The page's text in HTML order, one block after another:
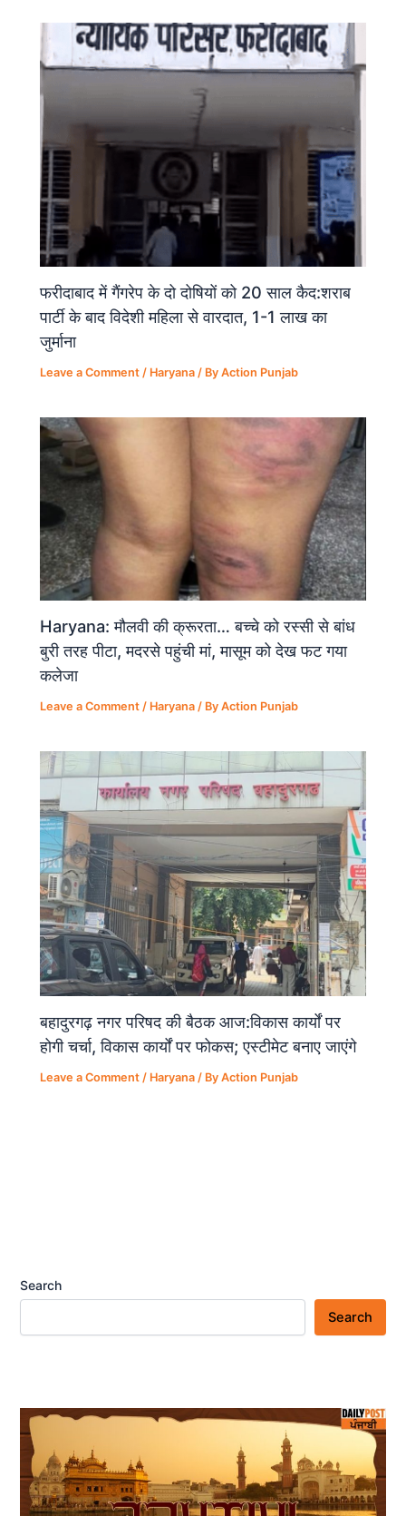
फरीदाबाद में गैंगरेप के दो दोषियों को 20 साल कैद:शराब
पार्टी के बाद विदेशी महिला से वारदात, 1-1 लाख का
जुर्माना
Leave a Comment / Haryana / ByAction Punjab
Haryana: मौलवी की क्रूरता… बच्चे को रस्सी से बांध
बुरी तरह पीटा, मदरसे पहुंची मां, मासूम को देख फट गया
कलेजा
Leave a Comment / Haryana / ByAction Punjab
बहादुरगढ़ नगर परिषद की बैठक आज:विकास कार्यों पर
होगी चर्चा, विकास कार्यों पर फोकस; एस्टीमेट बनाए जाएंगे
Leave a Comment / Haryana / ByAction Punjab
Search
Search